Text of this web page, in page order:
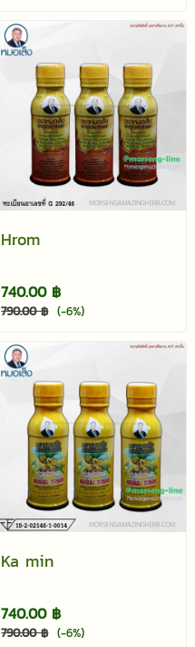
Hrom
740.00 ฿
790.00 ฿ (-6%)
Ka min
740.00 ฿
790.00 ฿ (-6%)